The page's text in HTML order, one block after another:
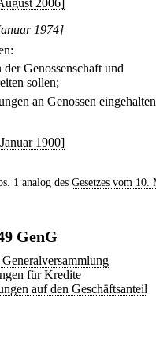
2006]
1974]
Genossenschaft und
sollen;
an Genossen eingehalten
1900]
1 analog des Gesetzes vom 10.
GenG
für Kredite
auf den Geschäftsanteil